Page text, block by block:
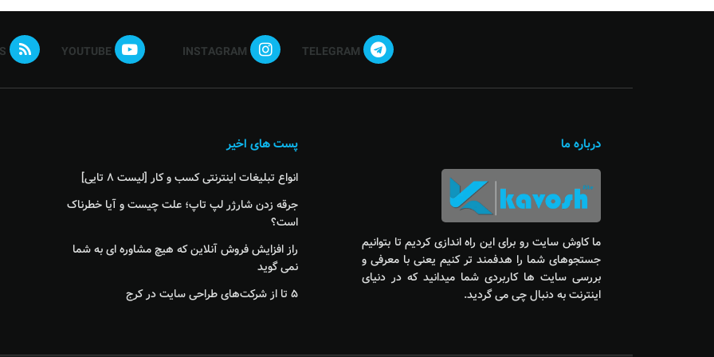
TELEGRAM
INSTAGRAM
YOUTUBE
درباره ما
ما کاوش سایت رو برای این راه اندازی کردیم تا بتوانیم
جستجوهای شما را هدفمند تر کنیم یعنی با معرفی و
بررسی سایت ها کاربردی شما میدانید که در دنیای
اینترنت به دنبال چی می گردید.
پست های اخیر
انواع تبلیغات اینترنتی کسب و کار [لیست ۸ تایی]
جرقه زدن شارژر لپ تاپ؛ علت چیست و آیا خطرناک
است؟
راز افزایش فروش آنلاین که هیچ مشاوره ای به شما
نمی گوید
۵ تا از شرکت‌های طراحی سایت در کرج